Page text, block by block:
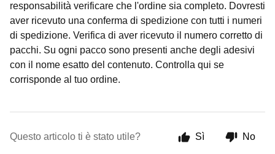
responsabilità verificare che l'ordine sia completo. Dovresti
aver ricevuto una conferma di spedizione con tutti i numeri
di spedizione. Verifica di aver ricevuto il numero corretto di
pacchi. Su ogni pacco sono presenti anche degli adesivi
con il nome esatto del contenuto. Controlla qui se
corrisponde al tuo ordine.
Questo articolo ti è stato utile? Sì No